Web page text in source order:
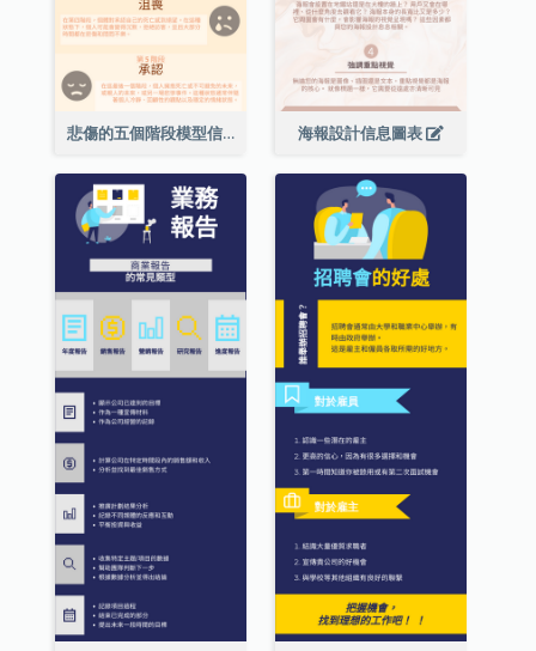
悲傷的五個階段模型信息圖表 海報設計信息圖表